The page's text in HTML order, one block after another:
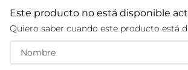
Este producto no está disponible
Quiero saber cuando este producto está